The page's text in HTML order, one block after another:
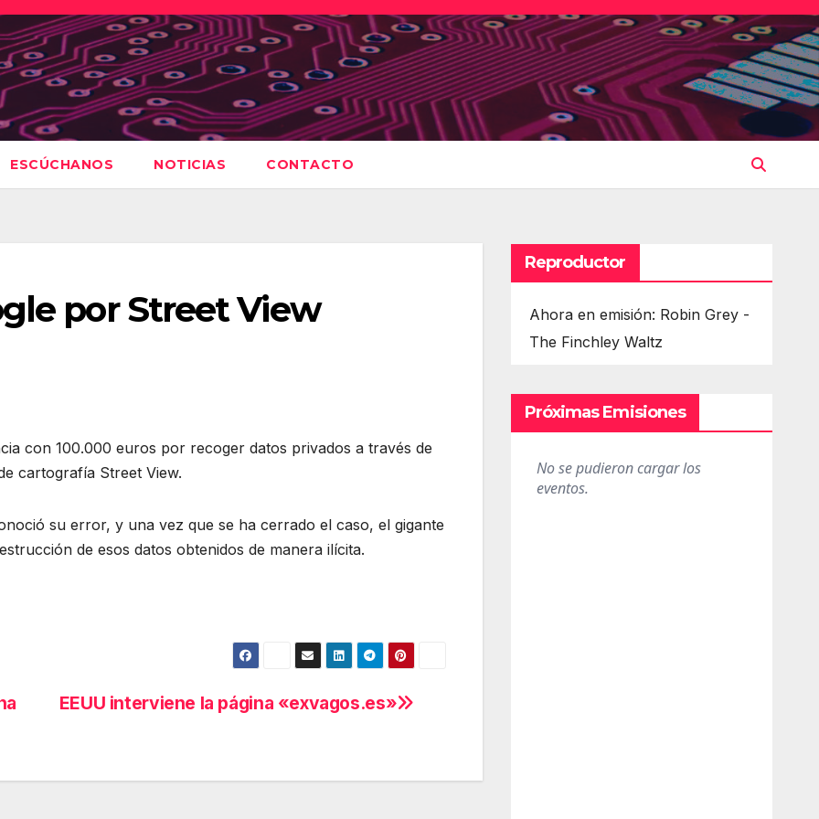
ESCÚCHANOS NOTICIAS CONTACTO
por Street View
con 100.000 euros por recoger datos privados a través de
cartografía Street View.
su error, y una vez que se ha cerrado el caso, el gigante
de esos datos obtenidos de manera ilícita.
EEUU interviene la página «exvagos.es»
Reproductor
Ahora en emisión: Robin Grey -
The Finchley Waltz
Próximas Emisiones